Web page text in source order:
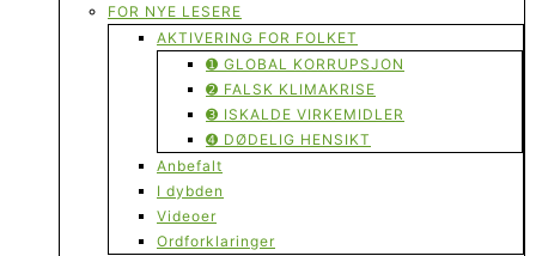
FOR NYE LESERE
AKTIVERING FOR FOLKET
➊ GLOBAL KORRUPSJON
➋ FALSK KLIMAKRISE
➌ ISKALDE VIRKEMIDLER
➍ DØDELIG HENSIKT
Anbefalt
I dybden
Videoer
Ordforklaringer